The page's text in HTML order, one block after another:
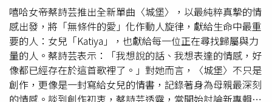
嘻哈女帝蔡詩芸推出全新單曲〈城堡〉，以最純粹真摯的情
感出發，將「無條件的愛」化作動人旋律，獻給生命中最重
要的人：女兒「Katiya」，也獻給每一位正在尋找歸屬與力
量的人。蔡詩芸表示：「我想說的話、我想表達的情感，好
像都已經存在於這首歌裡了。」對她而言，〈城堡〉不只是
創作，更像是一封寫給女兒的情書，記錄著身為母親最深刻